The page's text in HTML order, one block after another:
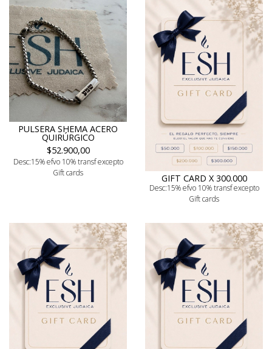
PULSERA SHEMA ACERO
QUIRÚRGICO
$52.900,00
Desc:15% efvo 10% transf excepto
Gift cards
GIFT CARD X 300.000
Desc:15% efvo 10% transf excepto
Gift cards